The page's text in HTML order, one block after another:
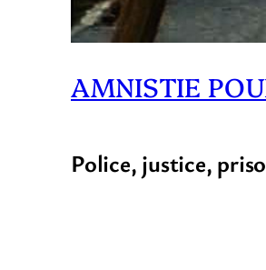
AMNISTIE
Police, justice,